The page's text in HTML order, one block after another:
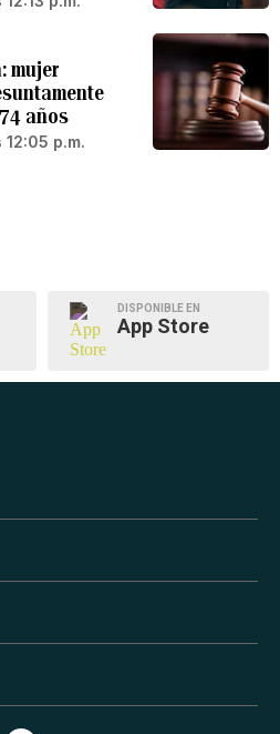
mujer
años
p.m.
DISPONIBLE EN
App Store